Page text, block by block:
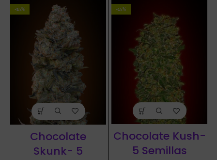
-15%
Chocolate
Skunk- 5
-15%
Chocolate Kush-
5 Semillas